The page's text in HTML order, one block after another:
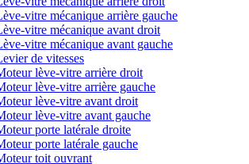
vitre mécanique arrière gauche
vitre mécanique avant droit
vitre mécanique avant gauche
de vitesses
lève-vitre arrière droit
lève-vitre arrière gauche
lève-vitre avant droit
lève-vitre avant gauche
porte latérale droite
porte latérale gauche
toit ouvrant